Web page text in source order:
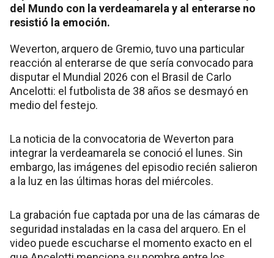
del Mundo con la verdeamarela y al enterarse no
resistió la emoción.
Weverton, arquero de Gremio, tuvo una particular
reacción al enterarse de que sería convocado para
disputar el Mundial 2026 con el Brasil de Carlo
Ancelotti: el futbolista de 38 años se desmayó en
medio del festejo.
La noticia de la convocatoria de Weverton para
integrar la verdeamarela se conoció el lunes. Sin
embargo, las imágenes del episodio recién salieron
a la luz en las últimas horas del miércoles.
La grabación fue captada por una de las cámaras de
seguridad instaladas en la casa del arquero. En el
video puede escucharse el momento exacto en el